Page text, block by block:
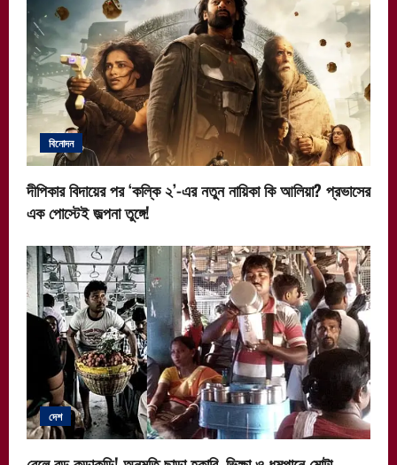
বিনোদন
দীপিকার বিদায়ের পর ‘কল্কি ২’-এর নতুন নায়িকা কি আলিয়া? প্রভাসের
এক পোস্টেই জল্পনা তুঙ্গে!
দেশ